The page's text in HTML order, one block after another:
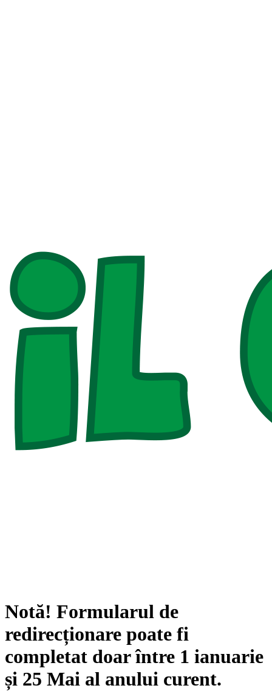
Notă! Formularul de
redirecționare poate fi
completat doar între 1 ianuarie
și 25 Mai al anului curent.